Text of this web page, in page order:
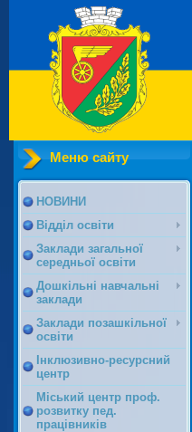
Меню сайту
НОВИНИ
Відділ освіти
Заклади загальної
середньої освіти
Дошкільні навчальні
заклади
Заклади позашкільної
освіти
Інклюзивно-ресурсний
центр
Міський центр проф.
розвитку пед.
працівників